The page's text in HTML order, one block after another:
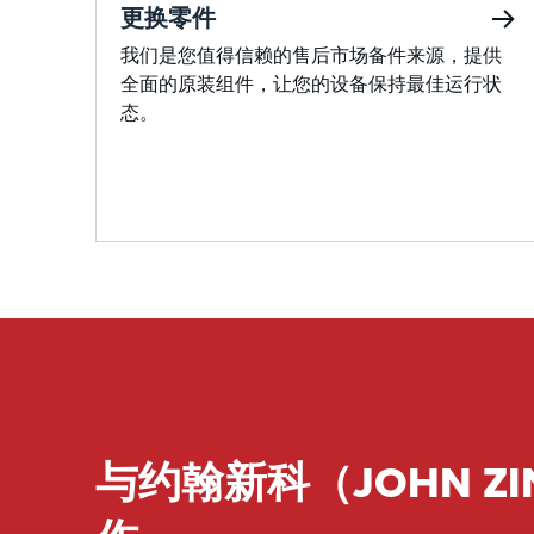
更换零件
我们是您值得信赖的售后市场备件来源，提供
全面的原装组件，让您的设备保持最佳运行状
态。
与约翰新科（JOHN